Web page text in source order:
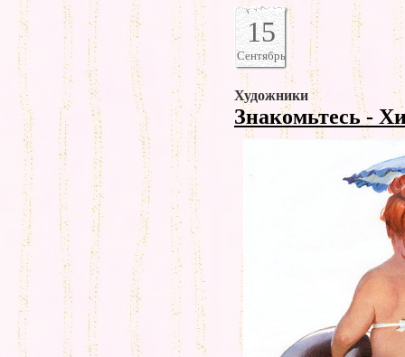
15
Сентябрь
Художники
Знакомьтесь -